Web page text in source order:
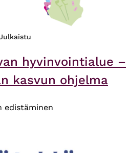
hyvinvointialue –
kasvun ohjelma
edistäminen